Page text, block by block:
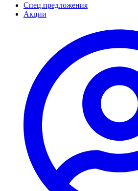
Спец.предложения
Акции